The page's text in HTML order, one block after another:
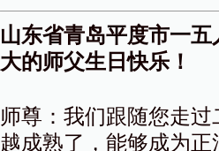
山东省青岛平度市一
大的师父生日快乐！
师尊：我们跟随您走
越成熟了，能够成为